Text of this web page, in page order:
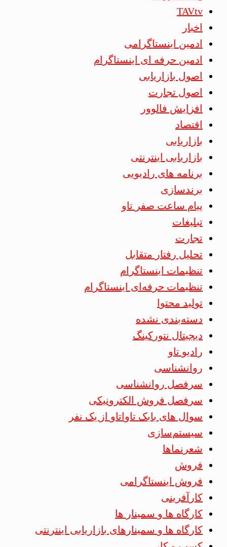
TAVtv
اخبار
ادمین اینستاگرامی
ادمین حرفه ای اینستاگرام
اصول بازاریابی
اصول تجارت
افزایش فالوور
اقتصاد
بازاریابی
بازاریابی اینترنتی
برنامه های رادیویی
برندسازی
پیام ساعت صفر تاو
تبلیغات
تجارت
تحلیل رفتار متقابل
تنظیمات اینستاگرام
تنظیمات حرفه‌ای اینستاگرام
تولید محتوا
دسته‌بندی نشده
دیجیتال نتورکینگ
رادیو تاو
روانشناسی
سرفصل روانشناسی
سرفصل فروش الکترونیکی
سوال های بابک تاواتاو از یک نفر
سیستم‌سازی
شعرنماها
فروش
فروش اینستاگرامی
کارآفرینی
کارگاه ها و سمینار ها
کارگاه ها و سمینارهای بازاریابی اینترنتی